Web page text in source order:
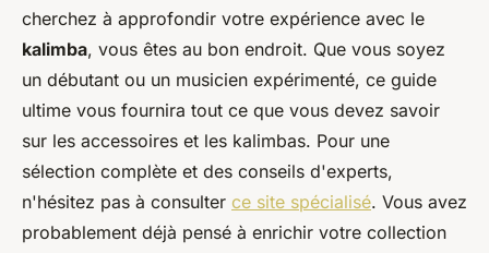
cherchez à approfondir votre expérience avec le
kalimba, vous êtes au bon endroit. Que vous soyez
un débutant ou un musicien expérimenté, ce guide
ultime vous fournira tout ce que vous devez savoir
sur les accessoires et les kalimbas. Pour une
sélection complète et des conseils d'experts,
n'hésitez pas à consulter ce site spécialisé. Vous avez
probablement déjà pensé à enrichir votre collection